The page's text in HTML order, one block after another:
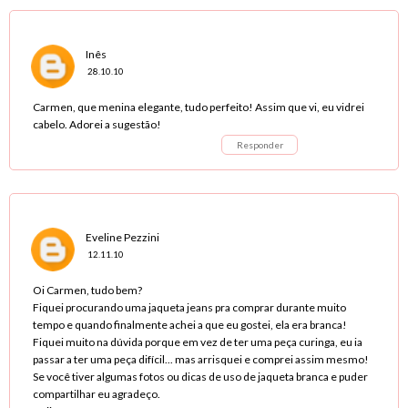
Inês
28.10.10
Carmen, que menina elegante, tudo perfeito! Assim que vi, eu vidrei
cabelo. Adorei a sugestão!
Responder
Eveline Pezzini
12.11.10
Oi Carmen, tudo bem?
Fiquei procurando uma jaqueta jeans pra comprar durante muito
tempo e quando finalmente achei a que eu gostei, ela era branca!
Fiquei muito na dúvida porque em vez de ter uma peça curinga, eu ia
passar a ter uma peça difícil... mas arrisquei e comprei assim mesmo!
Se você tiver algumas fotos ou dicas de uso de jaqueta branca e puder
compartilhar eu agradeço.